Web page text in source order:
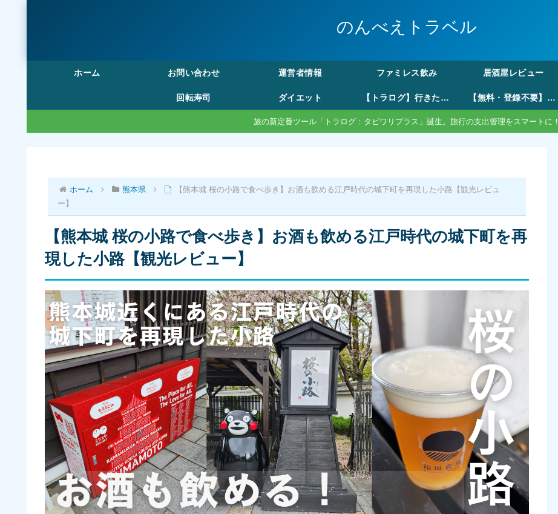
のんべえトラベル
ホーム お問い合わせ 運営者情報 ファミレス飲み 居酒屋レビュー
回転寿司 ダイエット 【トラログ】行きたい所リストから旅費の割り勘まで。モード切替で自由な旅のしおり作成 【無料・登録不要】旅行の割り勘アプリおすすめ比較｜ポイント管理・複数日対応まで徹底解説
旅の新定番ツール「トラログ：タビワリプラス」誕生。旅行の支出管理をスマートに！
ホーム 熊本県
【熊本城 桜の小路で食べ歩き】お酒も飲める江戸時代の城下町を再現した小路【観光レビュ
ー】
【熊本城 桜の小路で食べ歩き】お酒も飲める江戸時代の城下町を再
現した小路【観光レビュー】